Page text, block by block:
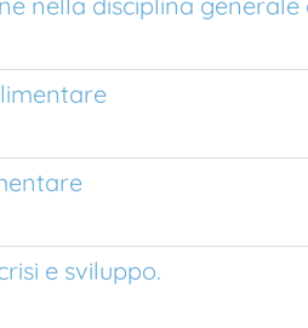
e sviluppo.